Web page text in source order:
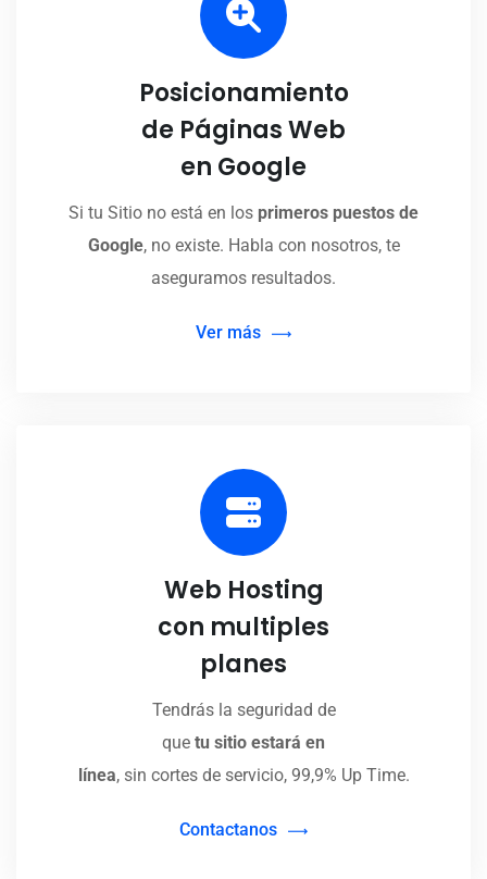
Posicionamiento
de Páginas Web
en Google
Si tu Sitio no está en los primeros puestos de
Google, no existe. Habla con nosotros, te
aseguramos resultados.
Ver más
Web Hosting
con multiples
planes
Tendrás la seguridad de
que tu sitio estará en
línea, sin cortes de servicio, 99,9% Up Time.
Contactanos